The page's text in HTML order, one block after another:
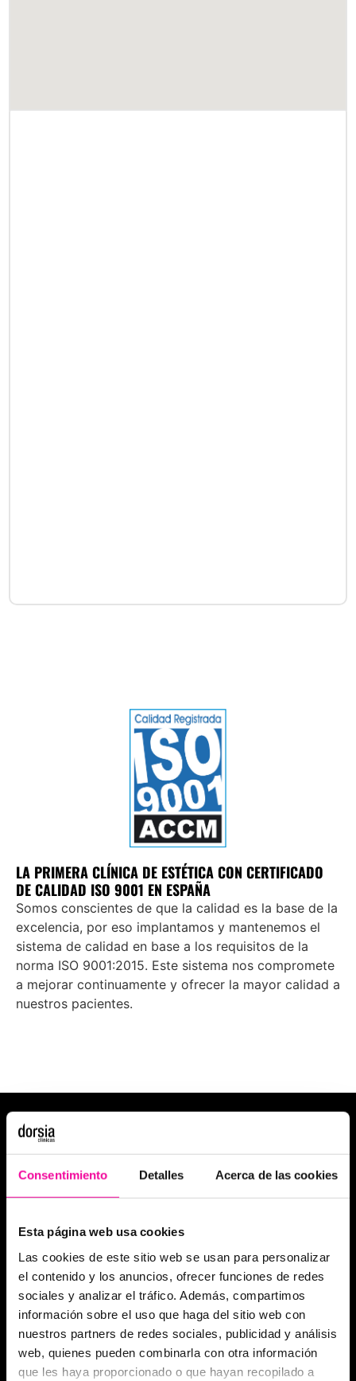
Consentimiento Detalles Acerca de las cookies
Esta página web usa cookies
Las cookies de este sitio web se usan para personalizar
el contenido y los anuncios, ofrecer funciones de redes
sociales y analizar el tráfico. Además, compartimos
información sobre el uso que haga del sitio web con
nuestros partners de redes sociales, publicidad y análisis
web, quienes pueden combinarla con otra información
que les haya proporcionado o que hayan recopilado a
LA PRIMERA CLÍNICA DE ESTÉTICA CON CERTIFICADO
DE CALIDAD ISO 9001 EN ESPAÑA
Somos conscientes de que la calidad es la base de la
excelencia, por eso implantamos y mantenemos el
sistema de calidad en base a los requisitos de la
norma ISO 9001:2015. Este sistema nos compromete
a mejorar continuamente y ofrecer la mayor calidad a
nuestros pacientes.